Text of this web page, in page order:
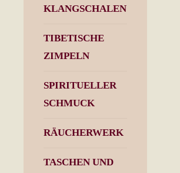
KLANGSCHALEN
TIBETISCHE
ZIMPELN
SPIRITUELLER
SCHMUCK
RÄUCHERWERK
TASCHEN UND